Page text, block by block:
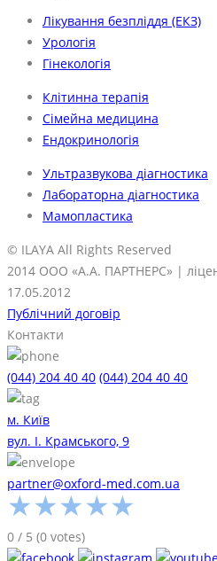
Лікування безпліддя (ЕКЗ)
Урологія
Гінекологія
Клітинна терапія
Сімейна медицина
Ендокринологія
Ультразвукова діагностика
Лабораторна діагностика
Мамопластика
© ILAYA All Rights Reserved
2014 ООО «А.А. ПАРТНЕРС» |
17.05.2012
Публічний договір
Контакти
(044) 204 40 40 (044) 204 40 40
м. Київ
вул. І. Крамського, 9
partner@oxford-med.com.ua
★★★★★
0 / 5 (0 votes)